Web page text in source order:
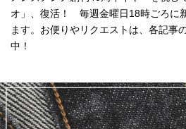
オ」、復活！ 毎週金曜日18時ごろに
ます。お便りやリクエストは、各記事
中！